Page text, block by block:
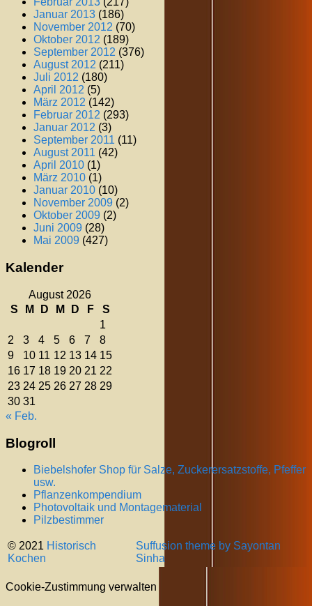
Januar 2013 (186)
November 2012 (70)
Oktober 2012 (189)
September 2012 (376)
August 2012 (211)
Juli 2012 (180)
April 2012 (5)
März 2012 (142)
Februar 2012 (293)
Januar 2012 (3)
September 2011 (11)
August 2011 (42)
April 2010 (1)
März 2010 (1)
Januar 2010 (10)
November 2009 (2)
Oktober 2009 (2)
Juni 2009 (28)
Mai 2009 (427)
Kalender
August 2026
S
M D M D F
S
1
2
3 4 5 6 7
8
9
10 11 12 13 14 15
16 17 18 19 20 21 22
23 24 25 26 27 28 29
30 31
« Feb.
Blogroll
Biebelshofer Shop für Salze, Zuckerersatzstoffe, Pfeffer
usw.
Pflanzenkompendium
Photovoltaik und Montagematerial
Pilzbestimmer
© 2021 Historisch
Kochen
Suffusion theme by Sayontan
Sinha
Cookie-Zustimmung verwalten